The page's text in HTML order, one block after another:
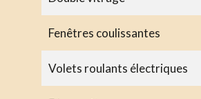
Fenêtres coulissantes
Volets roulants électriques